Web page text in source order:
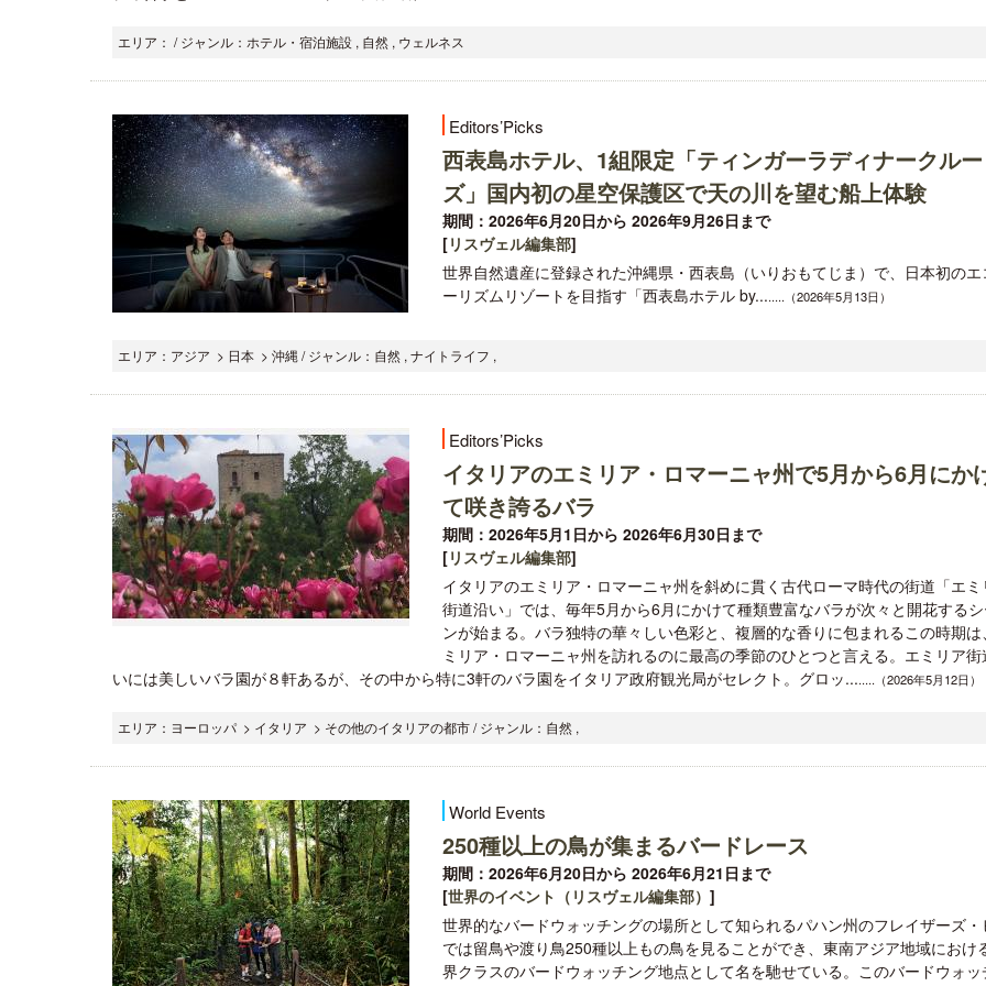
エリア： / ジャンル：ホテル・宿泊施設 , 自然 , ウェルネス
Editors’Picks
西表島ホテル、1組限定「ティンガーラディナークルー
ズ」国内初の星空保護区で天の川を望む船上体験
期間：2026年6月20日から 2026年9月26日まで
[リスヴェル編集部]
世界自然遺産に登録された沖縄県・西表島（いりおもてじま）で、日本初のエ
ーリズムリゾートを目指す「西表島ホテル by........（2026年5月13日）
エリア：アジア > 日本 > 沖縄 / ジャンル：自然 , ナイトライフ ,
Editors’Picks
イタリアのエミリア・ロマーニャ州で5月から6月にか
て咲き誇るバラ
期間：2026年5月1日から 2026年6月30日まで
[リスヴェル編集部]
イタリアのエミリア・ロマーニャ州を斜めに貫く古代ローマ時代の街道「エミ
街道沿い」では、毎年5月から6月にかけて種類豊富なバラが次々と開花する
ンが始まる。バラ独特の華々しい色彩と、複層的な香りに包まれるこの時期は
ミリア・ロマーニャ州を訪れるのに最高の季節のひとつと言える。エミリア街
いには美しいバラ園が８軒あるが、その中から特に3軒のバラ園をイタリア政府観光局がセレクト。グロッ........（2026年5月12日）
エリア：ヨーロッパ > イタリア > その他のイタリアの都市 / ジャンル：自然 ,
World Events
250種以上の鳥が集まるバードレース
期間：2026年6月20日から 2026年6月21日まで
[世界のイベント（リスヴェル編集部） ]
世界的なバードウォッチングの場所として知られるパハン州のフレイザーズ・
では留鳥や渡り鳥250種以上もの鳥を見ることができ、東南アジア地域におけ
界クラスのバードウォッチング地点として名を馳せている。このバードウォッ